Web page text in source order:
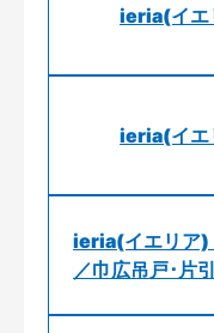
ieria(イエ
ieria(イエ
ieria(イエリア)
／巾広吊戸･片引